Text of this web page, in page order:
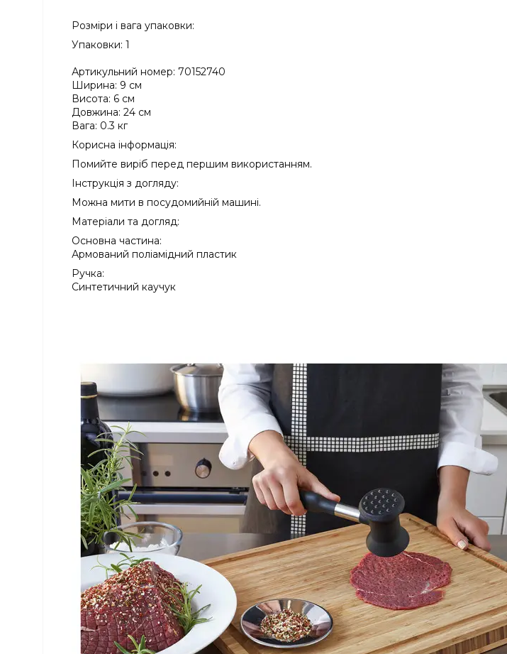
Розміри і вага упаковки:
Упаковки: 1
Артикульний номер: 70152740
Ширина: 9 см
Висота: 6 см
Довжина: 24 см
Вага: 0.3 кг
Корисна інформація:
Помийте виріб перед першим використанням.
Інструкція з догляду:
Можна мити в посудомийній машині.
Матеріали та догляд:
Основна частина:
Армований поліамідний пластик
Ручка:
Синтетичний каучук